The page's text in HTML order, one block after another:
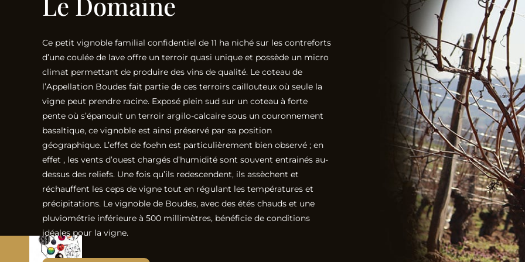
Ce petit vignoble familial confidentiel de 11 ha niché sur les contreforts
d’une coulée de lave offre un terroir quasi unique et possède un micro
climat permettant de produire des vins de qualité. Le coteau de
l’Appellation Boudes fait partie de ces terroirs caillouteux où seule la
vigne peut prendre racine. Exposé plein sud sur un coteau à forte
pente où s’épanouit un terroir argilo-calcaire sous un couronnement
basaltique, ce vignoble est ainsi préservé par sa position
géographique. L’effet de foehn est particulièrement bien observé ; en
effet , les vents d’ouest chargés d’humidité sont souvent entrainés au-
dessus des reliefs. Une fois qu’ils redescendent, ils assèchent et
réchauffent les ceps de vigne tout en régulant les températures et
précipitations. Le vignoble de Boudes, avec des étés chauds et une
pluviométrie inférieure à 500 millimètres, bénéficie de conditions
idéales pour la vigne.